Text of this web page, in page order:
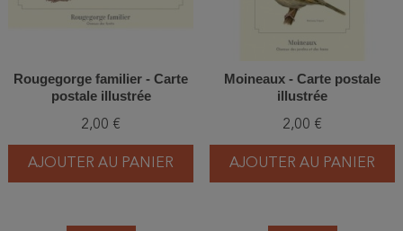
Rougegorge familier - Carte
postale illustrée
2,00 €
AJOUTER AU PANIER
Moineaux - Carte postale
illustrée
2,00 €
AJOUTER AU PANIER